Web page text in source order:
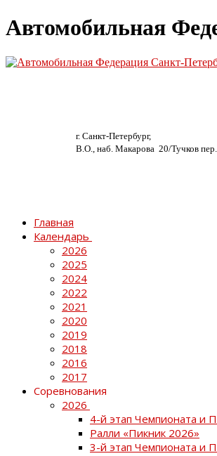
Автомобильная
г. Санкт-Петербург,
В.О., наб. Макарова 20/Тучков
Главная
Календарь
2026
2025
2024
2022
2021
2020
2019
2018
2016
2017
Соревнования
2026
4-й этап Чемпионата и
Ралли «Пикник 2026»
3-й этап Чемпионата и